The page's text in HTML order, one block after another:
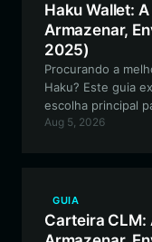
Haku Wallet:
Armazenar,
2025)
Procurando a
Haku? Este guia
escolha principal
baseadas em
Aug 5, 2026
GUIA
Carteira CLM: